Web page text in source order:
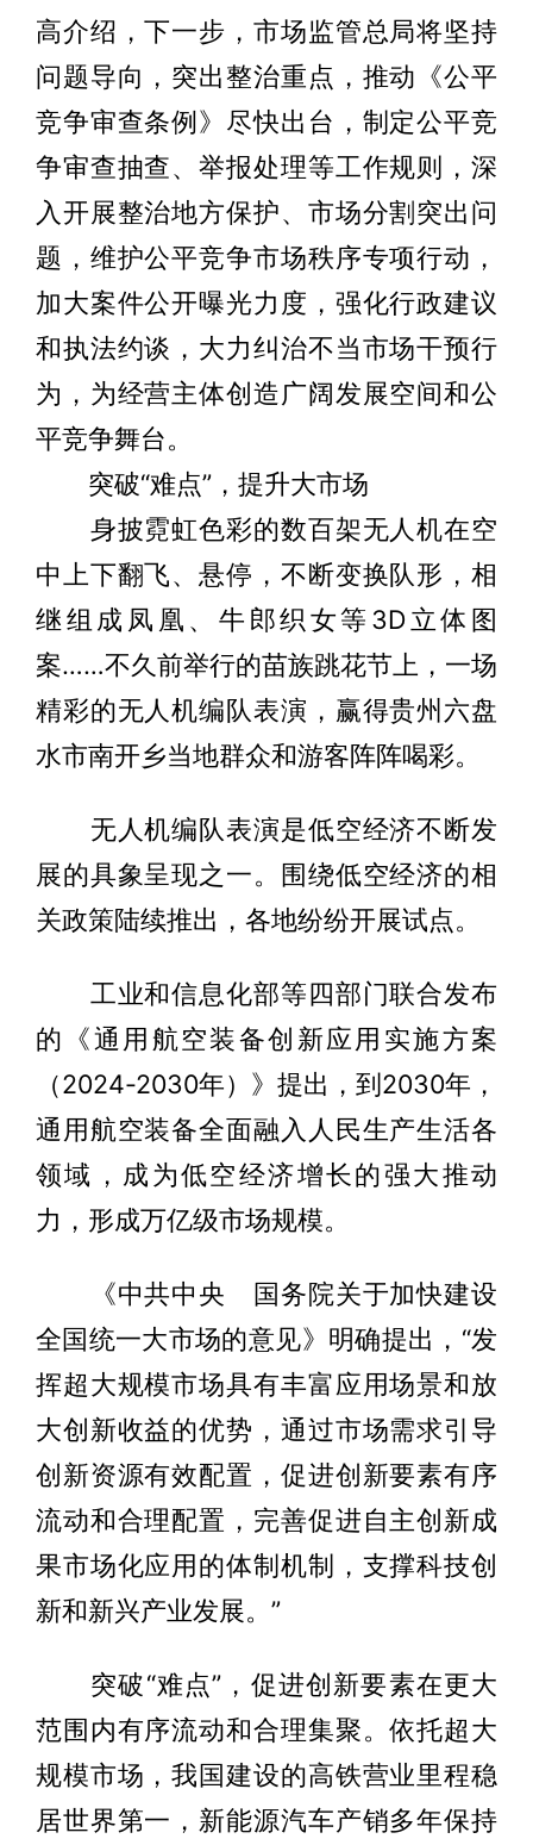
高介绍，下一步，市场监管总局将坚持
问题导向，突出整治重点，推动《公平
竞争审查条例》尽快出台，制定公平竞
争审查抽查、举报处理等工作规则，深
入开展整治地方保护、市场分割突出问
题，维护公平竞争市场秩序专项行动，
加大案件公开曝光力度，强化行政建议
和执法约谈，大力纠治不当市场干预行
为，为经营主体创造广阔发展空间和公
平竞争舞台。
突破“难点”，提升大市场
身披霓虹色彩的数百架无人机在空
中上下翻飞、悬停，不断变换队形，相
继组成凤凰、牛郎织女等3D立体图
案……不久前举行的苗族跳花节上，一场
精彩的无人机编队表演，赢得贵州六盘
水市南开乡当地群众和游客阵阵喝彩。
无人机编队表演是低空经济不断发
展的具象呈现之一。围绕低空经济的相
关政策陆续推出，各地纷纷开展试点。
工业和信息化部等四部门联合发布
的《通用航空装备创新应用实施方案
（2024-2030年）》提出，到2030年，
通用航空装备全面融入人民生产生活各
领域，成为低空经济增长的强大推动
力，形成万亿级市场规模。
《中共中央 国务院关于加快建设
全国统一大市场的意见》明确提出，“发
挥超大规模市场具有丰富应用场景和放
大创新收益的优势，通过市场需求引导
创新资源有效配置，促进创新要素有序
流动和合理配置，完善促进自主创新成
果市场化应用的体制机制，支撑科技创
新和新兴产业发展。”
突破“难点”，促进创新要素在更大
范围内有序流动和合理集聚。依托超大
规模市场，我国建设的高铁营业里程稳
居世界第一，新能源汽车产销多年保持